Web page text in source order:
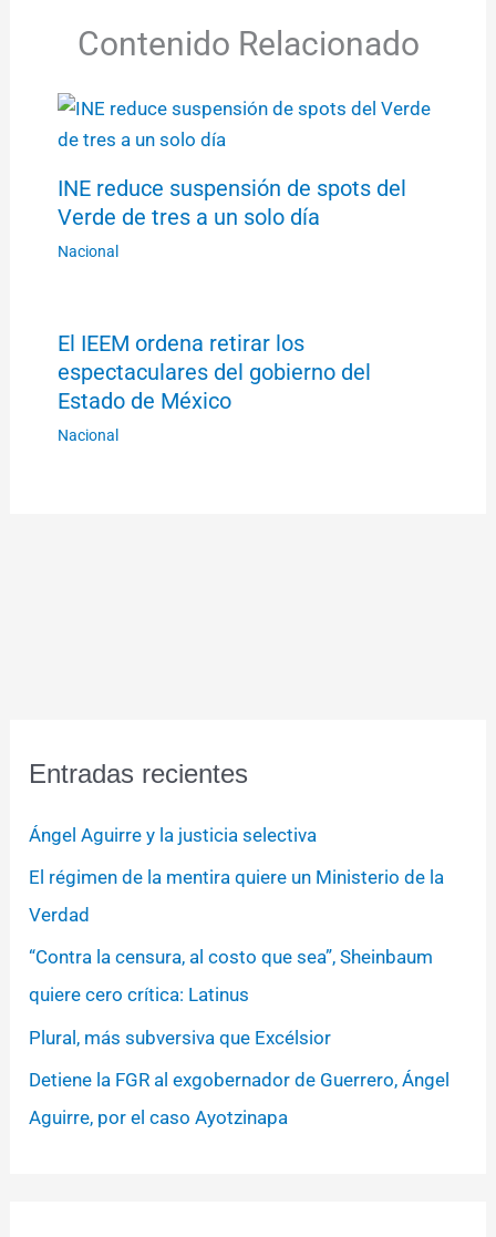
Contenido Relacionado
INE reduce suspensión de spots del
Verde de tres a un solo día
Nacional
El IEEM ordena retirar los
espectaculares del gobierno del
Estado de México
Nacional
Entradas recientes
Ángel Aguirre y la justicia selectiva
El régimen de la mentira quiere un Ministerio de la
Verdad
“Contra la censura, al costo que sea”, Sheinbaum
quiere cero crítica: Latinus
Plural, más subversiva que Excélsior
Detiene la FGR al exgobernador de Guerrero, Ángel
Aguirre, por el caso Ayotzinapa